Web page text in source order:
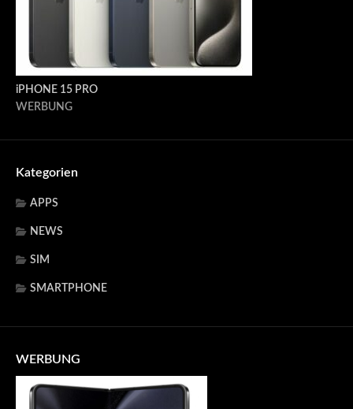
iPHONE 15 PRO
WERBUNG
Kategorien
APPS
NEWS
SIM
SMARTPHONE
WERBUNG